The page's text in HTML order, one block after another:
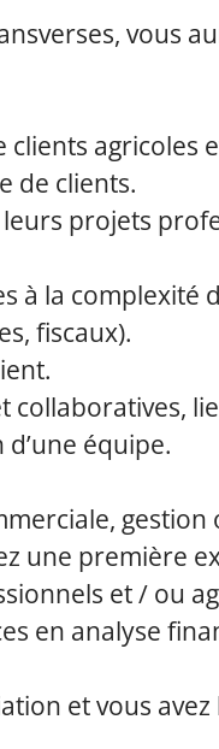
vous
agricoles
de clients.
projets
à la complexité
fiscaux).
collaboratives,
équipe.
gestion
une première
et / ou
en analyse
et vous avez